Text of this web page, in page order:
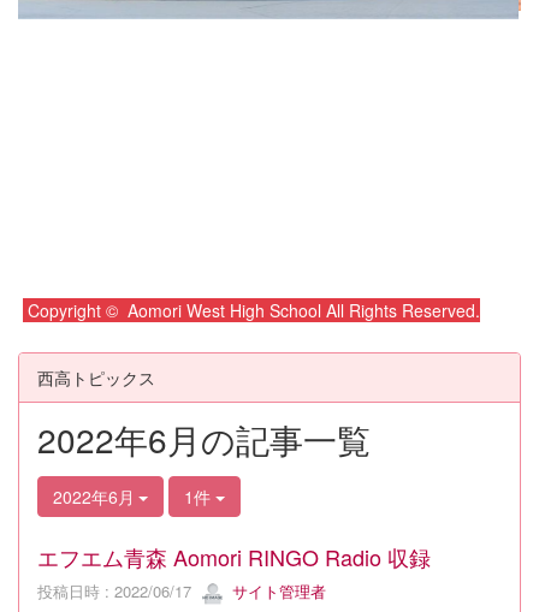
Copyright © Aomori West High School All Rights Reserved.
西高トピックス
2022年6月の記事一覧
2022年6月 1件
エフエム青森 Aomori RINGO Radio 収録
投稿日時 : 2022/06/17 サイト管理者